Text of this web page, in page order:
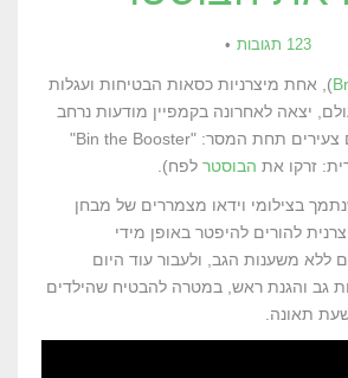
123 תגובות
), אחת מיצרניות כסאות הבטיחות ועגלות
יצאה לאחרונה בקמפיין מודעות נרחב
לקהל ההורים לילדים צעירים תחת המסר: "Bin the Booster"
זרקו את הבוסטר לפח).
בצילומי וידאו מצמררים של מבחן
להורים להיפטר באופן מידי
ללא משענות הגב, ולעבור עוד היום
גב והגנת ראש, במטרה להבטיח שהילדים
תאונה.